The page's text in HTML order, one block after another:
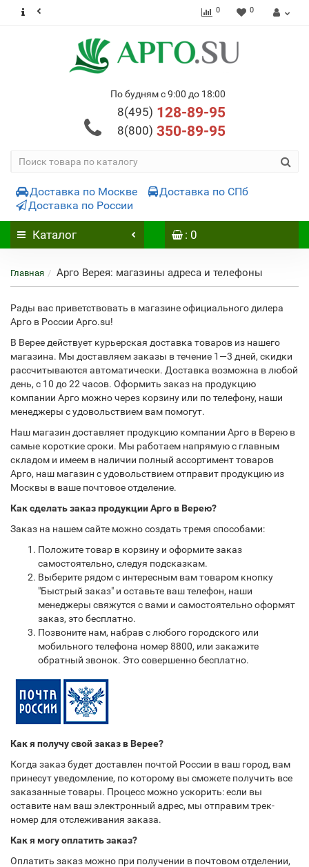
0 0
По будням с 9:00 до 18:00
8(495) 128-89-95
8(800) 350-89-95
Доставка по Москве
Доставка по СПб
Доставка по России
Каталог : 0
Главная Арго Верея: магазины адреса и телефоны
Рады вас приветствовать в магазине официального дилера
Арго в России Арго.su!
В Верее действует курьерская доставка товаров из нашего
магазина. Мы доставляем заказы в течение 1—3 дней, скидки
рассчитываются автоматически. Доставка возможна в любой
день, с 10 до 22 часов. Оформить заказ на продукцию
компании Арго можно через корзину или по телефону, наши
менеджеры с удовольствием вам помогут.
Наш магазин доставляет продукцию компании Арго в Верею в
самые короткие сроки. Мы работаем напрямую с главным
складом и имеем в наличии полный ассортимент товаров
Арго, наш магазин с удовольствием отправит продукцию из
Москвы в ваше почтовое отделение.
Как сделать заказ продукции Арго в Верею?
Заказ на нашем сайте можно создать тремя способами:
Положите товар в корзину и оформите заказ
самостоятельно, следуя подсказкам.
Выберите рядом с интересным вам товаром кнопку
"Быстрый заказ" и оставьте ваш телефон, наши
менеджеры свяжутся с вами и самостоятельно оформят
заказ, это бесплатно.
Позвоните нам, набрав с любого городского или
мобильного телефона номер 8800, или закажите
обратный звонок. Это совершенно бесплатно.
Как я получу свой заказ в Верее?
Когда заказ будет доставлен почтой России в ваш город, вам
принесут уведомление, по которому вы сможете получить все
заказанные товары. Процесс можно ускорить: если вы
оставите нам ваш электронный адрес, мы отправим трек-
номер для отслеживания заказа.
Как я могу оплатить заказ?
Оплатить заказ можно при получении в почтовом отделении,